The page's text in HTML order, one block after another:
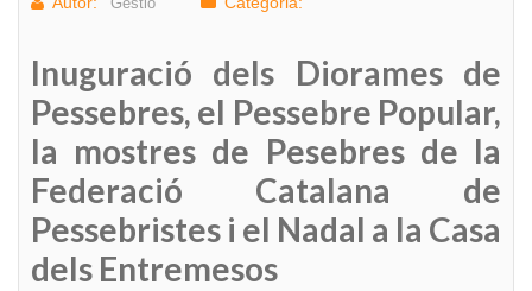
Inuguració dels Diorames de
Pessebres, el Pessebre Popular,
la mostres de Pesebres de la
Federació Catalana de
Pessebristes i el Nadal a la Casa
dels Entremesos